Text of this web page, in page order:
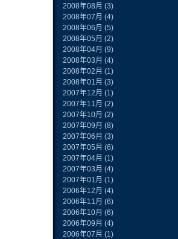
2008年08月 (3)
2008年07月 (4)
2008年06月 (5)
2008年05月 (2)
2008年04月 (9)
2008年03月 (4)
2008年02月 (1)
2008年01月 (3)
2007年12月 (1)
2007年11月 (2)
2007年10月 (2)
2007年09月 (8)
2007年06月 (3)
2007年05月 (6)
2007年04月 (1)
2007年03月 (4)
2007年01月 (1)
2006年12月 (4)
2006年11月 (6)
2006年10月 (6)
2006年09月 (4)
2006年07月 (1)